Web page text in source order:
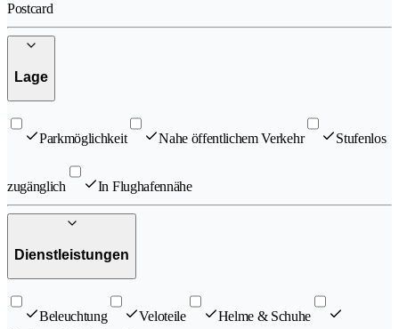
Postcard
Lage
Parkmöglichkeit Nahe öffentlichem Verkehr Stufenlos
zugänglich In Flughafennähe
Dienstleistungen
Beleuchtung Veloteile
Helme & Schuhe